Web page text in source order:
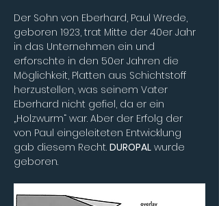
Der Sohn von Eberhard, Paul Wrede,
geboren 1923, trat Mitte der 40er Jahr
in das Unternehmen ein und
erforschte in den 50er Jahren die
Möglichkeit, Platten aus Schichtstoff
herzustellen, was seinem Vater
Eberhard nicht gefiel, da er ein
„Holzwurm“ war. Aber der Erfolg der
von Paul eingeleiteten Entwicklung
gab diesem Recht. DUROPAL wurde
geboren.